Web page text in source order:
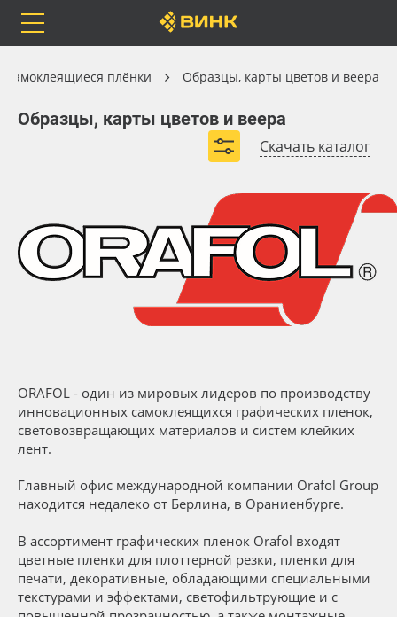
Orafol
Бренды
Сервис
Инструкции
Компания
Контакты
Блог
Рулонные материалы
Самоклеящиеся плёнки
Листовые материалы
Клей, скотчи и крепёж
Мобильные конструкции и POS-материалы
Профильные системы
Сублимация и термотрансфер
Светотехника
Самоклеящиеся плёнки Образцы, карты цветов и веера
Образцы, карты цветов и веера
Скачать каталог
Самоклеящиеся плёнки
Образцы, карты цветов и веера
Цвет клея
Торговая марка
Применить
ORAFOL - один из мировых лидеров по производству
инновационных самоклеящихся графических пленок,
световозвращающих материалов и систем клейких
лент.
Главный офис международной компании Orafol Group
находится недалеко от Берлина, в Ораниенбурге.
В ассортимент графических пленок Orafol входят
цветные пленки для плоттерной резки, пленки для
печати, декоративные, обладающими специальными
текстурами и эффектами, светофильтрующие и с